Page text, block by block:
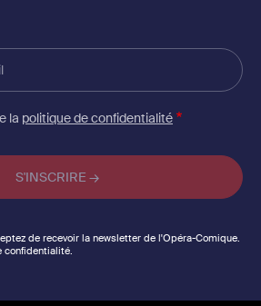
la politique de confidentialité
de recevoir la newsletter de l'Opéra-Comique.
confidentialité.